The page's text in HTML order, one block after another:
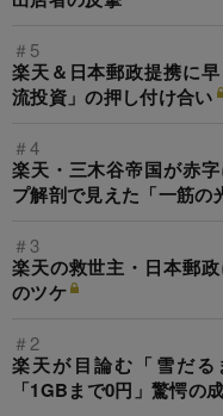
＃5
楽天＆日本郵政提携に
流投資」の押し付け合い
＃4
楽天・三木谷帝国が赤
プ解剖で見えた「一筋の
＃3
楽天の救世主・日本郵
のツケ
＃2
楽天が目論む「雪だ
「1GBまで0円」驚愕の